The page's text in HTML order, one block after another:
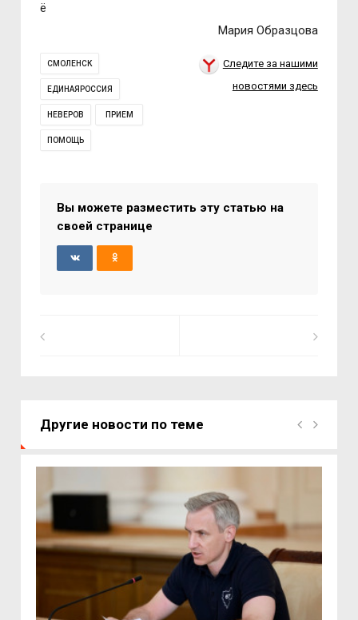
ё
Мария Образцова
СМОЛЕНСК
ЕДИНАЯРОССИЯ
НЕВЕРОВ ПРИЕМ
ПОМОЩЬ
Следите за нашими
новостями здесь
Вы можете разместить эту статью на
своей странице
Другие новости по теме